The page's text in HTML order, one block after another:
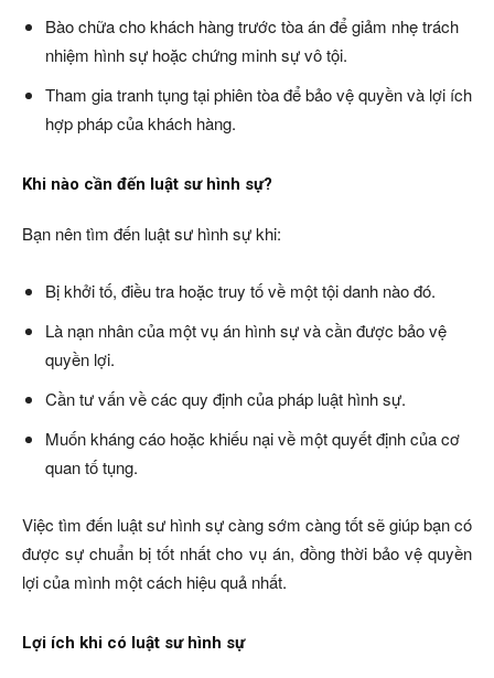
Bào chữa cho khách hàng trước tòa án để giảm nhẹ trách
nhiệm hình sự hoặc chứng minh sự vô tội.
Tham gia tranh tụng tại phiên tòa để bảo vệ quyền và lợi ích
hợp pháp của khách hàng.
Khi nào cần đến luật sư hình sự?
Bạn nên tìm đến luật sư hình sự khi:
Bị khởi tố, điều tra hoặc truy tố về một tội danh nào đó.
Là nạn nhân của một vụ án hình sự và cần được bảo vệ
quyền lợi.
Cần tư vấn về các quy định của pháp luật hình sự.
Muốn kháng cáo hoặc khiếu nại về một quyết định của cơ
quan tố tụng.
Việc tìm đến luật sư hình sự càng sớm càng tốt sẽ giúp bạn có
được sự chuẩn bị tốt nhất cho vụ án, đồng thời bảo vệ quyền
lợi của mình một cách hiệu quả nhất.
Lợi ích khi có luật sư hình sự